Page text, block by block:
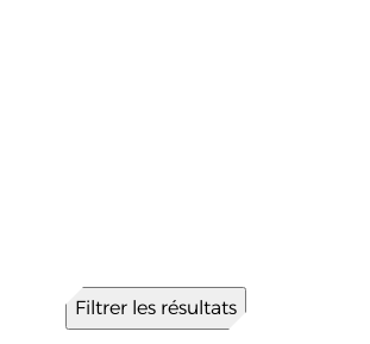
Filtrer les résultats